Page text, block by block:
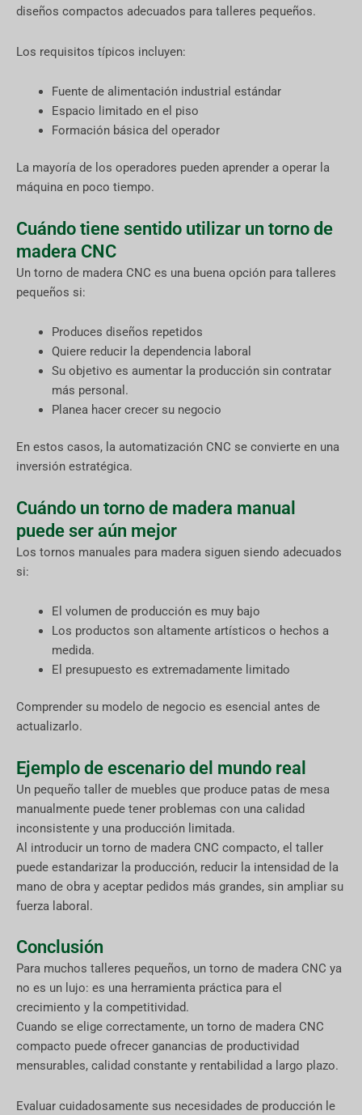
diseños compactos adecuados para talleres pequeños.
Los requisitos típicos incluyen:
Fuente de alimentación industrial estándar
Espacio limitado en el piso
Formación básica del operador
La mayoría de los operadores pueden aprender a operar la
máquina en poco tiempo.
Cuándo tiene sentido utilizar un torno de
madera CNC
Un torno de madera CNC es una buena opción para talleres
pequeños si:
Produces diseños repetidos
Quiere reducir la dependencia laboral
Su objetivo es aumentar la producción sin contratar
más personal.
Planea hacer crecer su negocio
En estos casos, la automatización CNC se convierte en una
inversión estratégica.
Cuándo un torno de madera manual
puede ser aún mejor
Los tornos manuales para madera siguen siendo adecuados
si:
El volumen de producción es muy bajo
Los productos son altamente artísticos o hechos a
medida.
El presupuesto es extremadamente limitado
Comprender su modelo de negocio es esencial antes de
actualizarlo.
Ejemplo de escenario del mundo real
Un pequeño taller de muebles que produce patas de mesa
manualmente puede tener problemas con una calidad
inconsistente y una producción limitada.
Al introducir un torno de madera CNC compacto, el taller
puede estandarizar la producción, reducir la intensidad de la
mano de obra y aceptar pedidos más grandes, sin ampliar su
fuerza laboral.
Conclusión
Para muchos talleres pequeños, un torno de madera CNC ya
no es un lujo: es una herramienta práctica para el
crecimiento y la competitividad.
Cuando se elige correctamente, un torno de madera CNC
compacto puede ofrecer ganancias de productividad
mensurables, calidad constante y rentabilidad a largo plazo.
Evaluar cuidadosamente sus necesidades de producción le